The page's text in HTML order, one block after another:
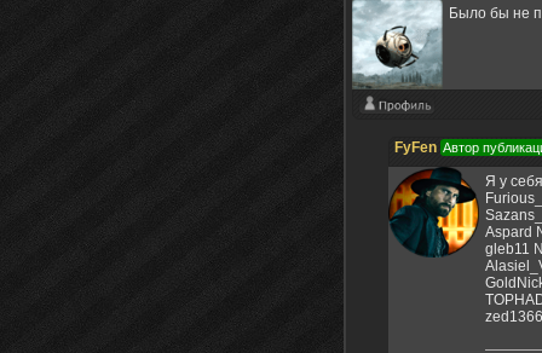
Было бы не
FyFen Автор
Я у
Aspard
gleb11